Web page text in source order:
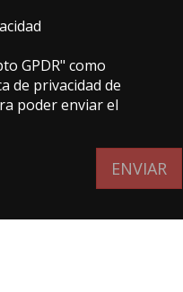
GPDR" como
de privacidad de
poder enviar el
ENVIAR